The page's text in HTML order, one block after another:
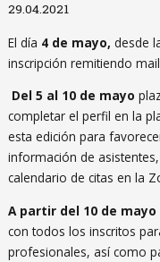
29.04.2021
El día 4 de mayo, desde
inscripción remitiendo
Del 5 al 10 de mayo
completar el perfil en la
esta edición para
información de
calendario de citas en la
A partir del 10 de mayo
con todos los inscritos
profesionales, así como